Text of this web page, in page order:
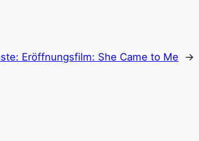
Eröffnungsfilm: She Came to Me →